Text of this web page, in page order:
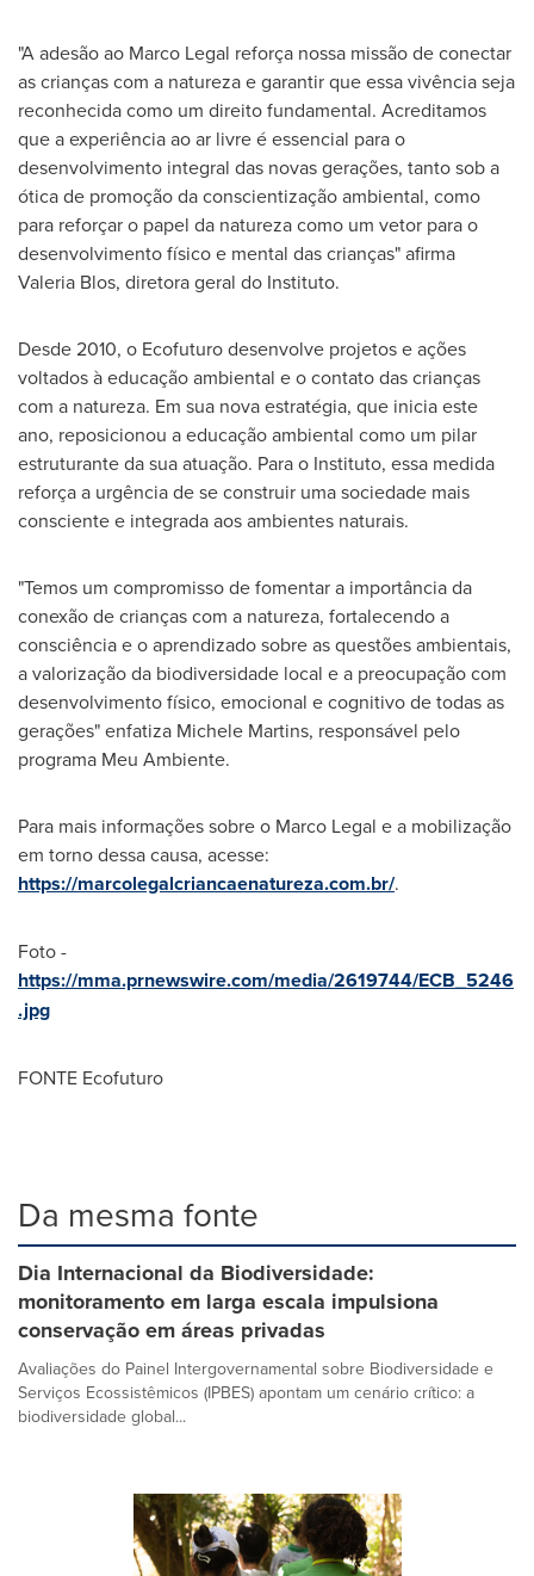
"A adesão ao Marco Legal reforça nossa missão de conectar
as crianças com a natureza e garantir que essa vivência seja
reconhecida como um direito fundamental. Acreditamos
que a experiência ao ar livre é essencial para o
desenvolvimento integral das novas gerações, tanto sob a
ótica de promoção da conscientização ambiental, como
para reforçar o papel da natureza como um vetor para o
desenvolvimento físico e mental das crianças" afirma
Valeria Blos, diretora geral do Instituto.
Desde 2010, o Ecofuturo desenvolve projetos e ações
voltados à educação ambiental e o contato das crianças
com a natureza. Em sua nova estratégia, que inicia este
ano, reposicionou a educação ambiental como um pilar
estruturante da sua atuação. Para o Instituto, essa medida
reforça a urgência de se construir uma sociedade mais
consciente e integrada aos ambientes naturais.
"Temos um compromisso de fomentar a importância da
conexão de crianças com a natureza, fortalecendo a
consciência e o aprendizado sobre as questões ambientais,
a valorização da biodiversidade local e a preocupação com
desenvolvimento físico, emocional e cognitivo de todas as
gerações" enfatiza Michele Martins, responsável pelo
programa Meu Ambiente.
Para mais informações sobre o Marco Legal e a mobilização
em torno dessa causa, acesse:
https://marcolegalcriancaenatureza.com.br/.
Foto -
https://mma.prnewswire.com/media/2619744/ECB_5246
.jpg
FONTE Ecofuturo
Da mesma fonte
Dia Internacional da Biodiversidade:
monitoramento em larga escala impulsiona
conservação em áreas privadas
Avaliações do Painel Intergovernamental sobre Biodiversidade e
Serviços Ecossistêmicos (IPBES) apontam um cenário crítico: a
biodiversidade global...